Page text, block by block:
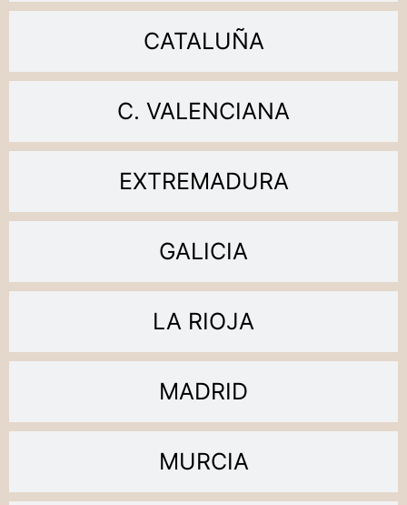
CATALUÑA
C. VALENCIANA
EXTREMADURA
GALICIA
LA RIOJA
MADRID
MURCIA